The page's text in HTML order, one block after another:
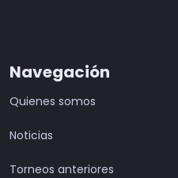
Navegación
Quienes somos
Noticias
Torneos anteriores